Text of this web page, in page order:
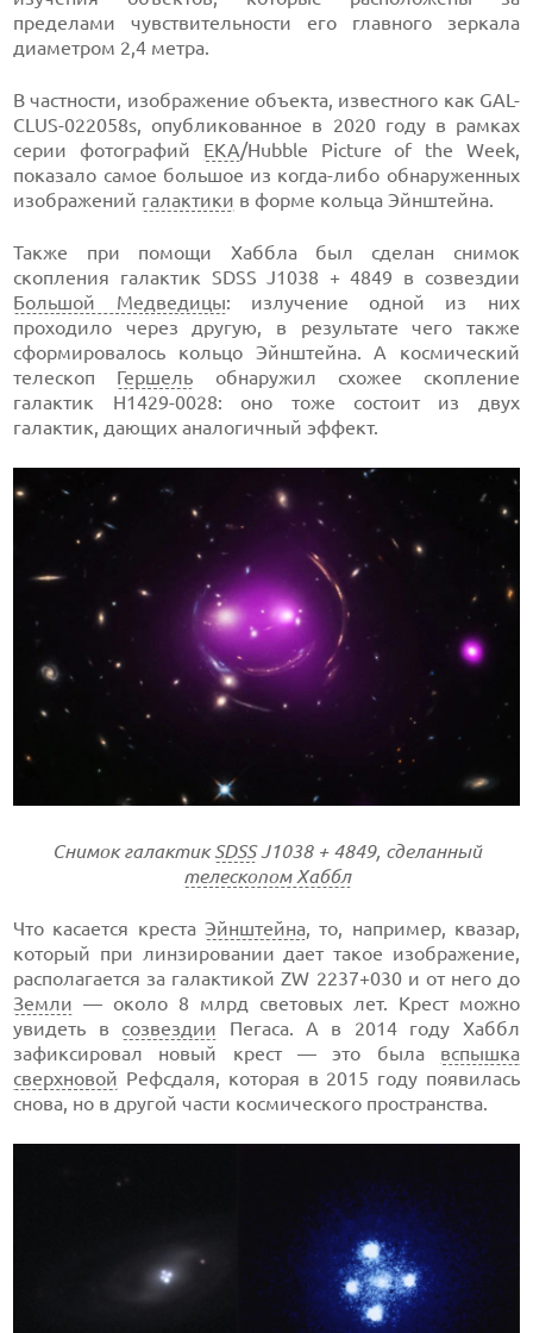
пределами чувствительности его главного зеркала
диаметром 2,4 метра.
В частности, изображение объекта, известного как GAL-
CLUS-022058s, опубликованное в 2020 году в рамках
серии фотографий ЕКА/Hubble Picture of the Week,
показало самое большое из когда-либо обнаруженных
изображений галактики в форме кольца Эйнштейна.
Также при помощи Хаббла был сделан снимок
скопления галактик SDSS J1038 + 4849 в созвездии
Большой Медведицы: излучение одной из них
проходило через другую, в результате чего также
сформировалось кольцо Эйнштейна. А космический
телескоп Гершель обнаружил схожее скопление
галактик H1429-0028: оно тоже состоит из двух
галактик, дающих аналогичный эффект.
Снимок галактикSDSSJ1038 + 4849, сделанный
телескопом Хаббл
Что касается креста Эйнштейна, то, например, квазар,
который при линзировании дает такое изображение,
располагается за галактикой ZW 2237+030 и от него до
Земли — около 8 млрд световых лет. Крест можно
увидеть в созвездии Пегаса. А в 2014 году Хаббл
зафиксировал новый крест — это была вспышка
сверхновой Рефсдаля, которая в 2015 году появилась
снова, но в другой части космического пространства.